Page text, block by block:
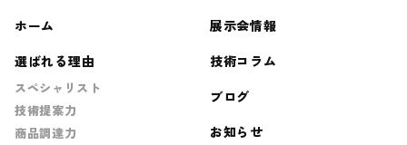
ホーム
選ばれる理由
スペシャリスト
技術提案力
商品調達力
展示会情報
技術コラム
ブログ
お知らせ